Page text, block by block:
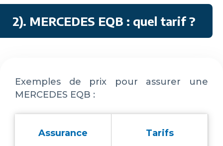
2). MERCEDES EQB : quel tarif ?
Exemples de prix pour assurer une
MERCEDES EQB :
Assurance Tarifs